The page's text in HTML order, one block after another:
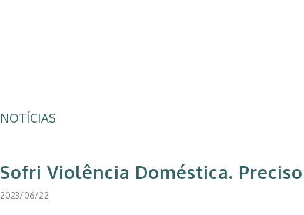
NOTÍCIAS
Sofri Violência Doméstica.
2023/06/22